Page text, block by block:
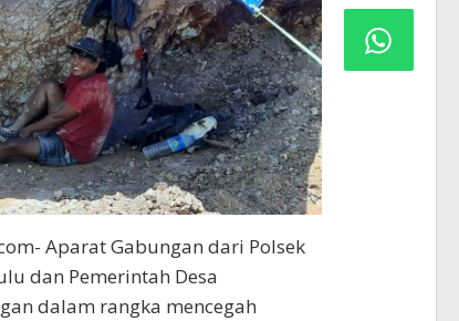
Aparat Gabungan dari Polsek
dan Pemerintah Desa
dalam rangka mencegah